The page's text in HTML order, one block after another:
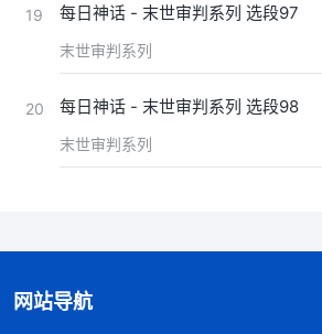
19 每日神话 - 末世审判系列 选段97
末世审判系列
20 每日神话 - 末世审判系列 选段98
末世审判系列
网站导航